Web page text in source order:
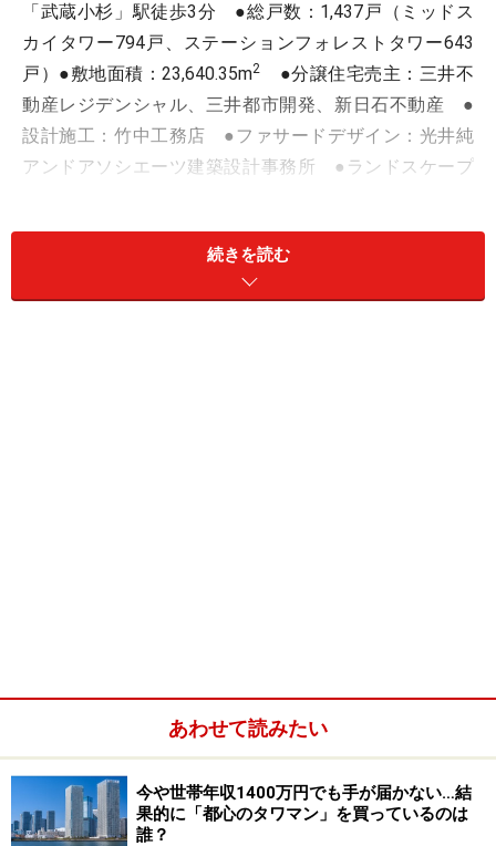
「武蔵小杉」駅徒歩3分 ●総戸数：1,437戸（ミッドス
カイタワー794戸、ステーションフォレストタワー643
戸）●敷地面積：23,640.35m2
●分譲住宅売主：三井不
動産レジデンシャル、三井都市開発、新日石不動産 ●
設計施工：竹中工務店 ●ファサードデザイン：光井純
アンドアソシエーツ建築設計事務所 ●ランドスケープ
グループ）
59階建ての屋上は、スカイテラスに。東京都心部や川崎
※記事内容は執筆時点のものです。最新の内容をご確認くださ
い。
続きを読む
あわせて読みたい
今や世帯年収1400万円でも手が届かない…結
果的に「都心のタワマン」を買っているのは
誰？